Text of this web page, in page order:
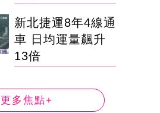
新北捷運8年4線通
車 日均運量飆升
13倍
更多焦點+